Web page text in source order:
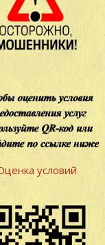
условий